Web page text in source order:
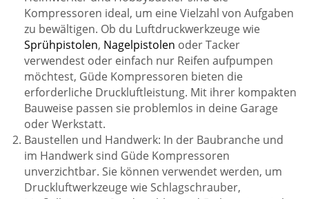
Kompressoren ideal, um eine Vielzahl von Aufgaben
zu bewältigen. Ob du Luftdruckwerkzeuge wie
Sprühpistolen, Nagelpistolen oder Tacker
verwendest oder einfach nur Reifen aufpumpen
möchtest, Güde Kompressoren bieten die
erforderliche Druckluftleistung. Mit ihrer kompakten
Bauweise passen sie problemlos in deine Garage
oder Werkstatt.
Baustellen und Handwerk: In der Baubranche und
im Handwerk sind Güde Kompressoren
unverzichtbar. Sie können verwendet werden, um
Druckluftwerkzeuge wie Schlagschrauber,